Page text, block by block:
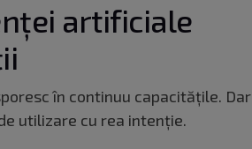
artificiale
în continuu capacităţile. Dar
utilizare cu rea intenţie.